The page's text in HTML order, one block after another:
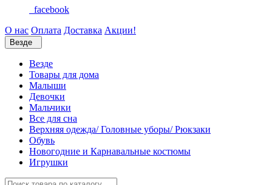
facebook
О нас Оплата Доставка Акции!
Везде
Везде
Товары для дома
Малыши
Девочки
Мальчики
Все для сна
Верхняя одежда/ Головные уборы/ Рюкзаки
Обувь
Новогодние и Карнавальные костюмы
Игрушки